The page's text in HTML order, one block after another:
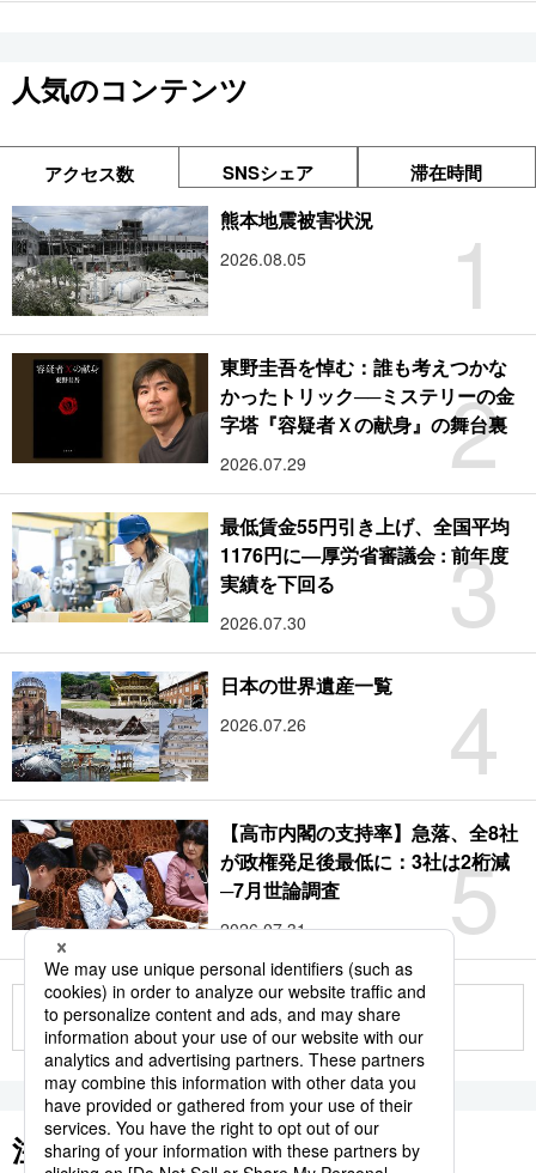
人気のコンテンツ
アクセス数 SNSシェア 滞在時間
1
熊本地震被害状況
2026.08.05
2
東野圭吾を悼む：誰も考えつかな
かったトリック──ミステリーの金
字塔『容疑者Ｘの献身』の舞台裏
2026.07.29
3
最低賃金55円引き上げ、全国平均
1176円に―厚労省審議会 : 前年度
実績を下回る
2026.07.30
4
日本の世界遺産一覧
2026.07.26
5
【高市内閣の支持率】急落、全8社
が政権発足後最低に：3社は2桁減
─7月世論調査
2026.07.31
もっと見る
注目のキーワード